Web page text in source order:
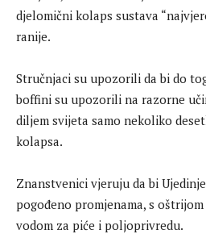
djelomični kolaps sustava
ranije.
Stručnjaci su upozorili da bi do
boffini su upozorili na razorne
diljem svijeta samo nekoliko
kolapsa.
Znanstvenici vjeruju da bi
pogođeno promjenama, s
vodom za piće i poljoprivredu.